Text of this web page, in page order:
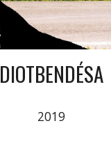
DIOTBENDÉSA
2019